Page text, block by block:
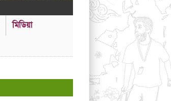
মিডিয়া
----------গণ বিজ্ঞপ্তি